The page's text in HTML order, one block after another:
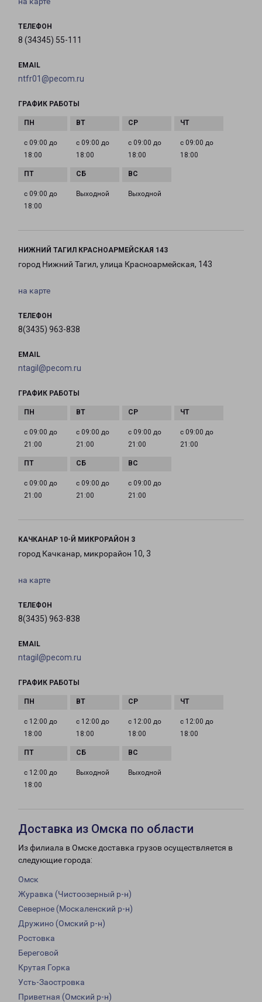
ТЕЛЕФОН
8 (34345) 55-111
EMAIL
ntfr01@pecom.ru
ГРАФИК РАБОТЫ
с 09:00 до
18:00
с 09:00 до
18:00
с 09:00 до
18:00
с 09:00 до
18:00
с 09:00 до
18:00
Выходной Выходной
НИЖНИЙ ТАГИЛ КРАСНОАРМЕЙСКАЯ 143
город Нижний Тагил, улица Красноармейская, 143
на карте
ТЕЛЕФОН
8(3435) 963-838
EMAIL
ntagil@pecom.ru
ГРАФИК РАБОТЫ
с 09:00 до
21:00
с 09:00 до
21:00
с 09:00 до
21:00
с 09:00 до
21:00
с 09:00 до
21:00
с 09:00 до
21:00
с 09:00 до
21:00
КАЧКАНАР 10-Й МИКРОРАЙОН 3
город Качканар, микрорайон 10, 3
на карте
ТЕЛЕФОН
8(3435) 963-838
EMAIL
ntagil@pecom.ru
ГРАФИК РАБОТЫ
с 12:00 до
18:00
с 12:00 до
18:00
с 12:00 до
18:00
с 12:00 до
18:00
с 12:00 до
18:00
Выходной Выходной
Доставка из Омска по области
Из филиала в Омске доставка грузов осуществляется в
следующие города:
Омск
Журавка (Чистоозерный р-н)
Северное (Москаленский р-н)
Дружино (Омский р-н)
Ростовка
Береговой
Крутая Горка
Усть-Заостровка
Приветная (Омский р-н)